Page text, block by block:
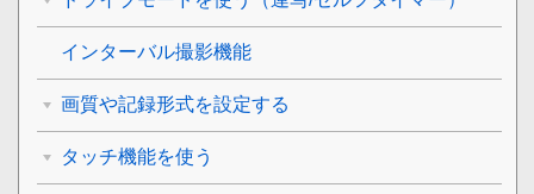
インターバル撮影機能
画質や記録形式を設定する
タッチ機能を使う